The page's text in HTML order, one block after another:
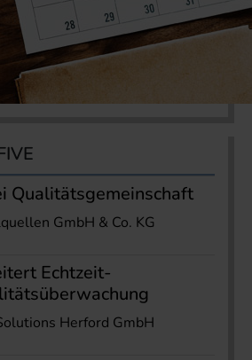
Qualitätsgemeinschaft
GmbH & Co. KG
Echtzeit-
Herford GmbH